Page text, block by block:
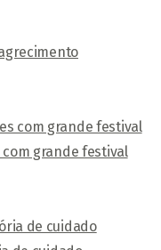
grande festival